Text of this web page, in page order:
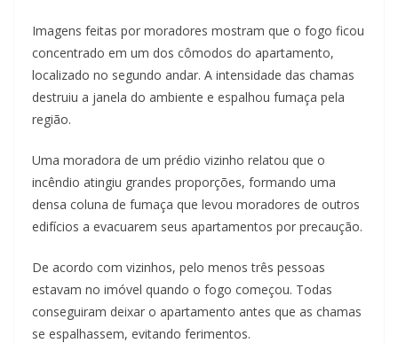
Imagens feitas por moradores mostram que o fogo ficou
concentrado em um dos cômodos do apartamento,
localizado no segundo andar. A intensidade das chamas
destruiu a janela do ambiente e espalhou fumaça pela
região.
Uma moradora de um prédio vizinho relatou que o
incêndio atingiu grandes proporções, formando uma
densa coluna de fumaça que levou moradores de outros
edifícios a evacuarem seus apartamentos por precaução.
De acordo com vizinhos, pelo menos três pessoas
estavam no imóvel quando o fogo começou. Todas
conseguiram deixar o apartamento antes que as chamas
se espalhassem, evitando ferimentos.